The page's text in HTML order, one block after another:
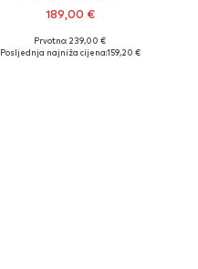
189,00 €
Dostupne veličine: One Size
Prvotno: 239,00 €
Posljednja najniža cijena:159,20 €